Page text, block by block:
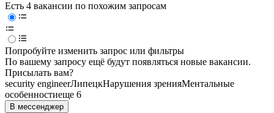
Есть 4 вакансии по похожим запросам
Попробуйте изменить запрос или фильтры
По вашему запросу ещё будут появляться новые вакансии.
Присылать вам?
security engineerЛипецкНарушения зренияМентальные
особенностиеще 6
В мессенджер